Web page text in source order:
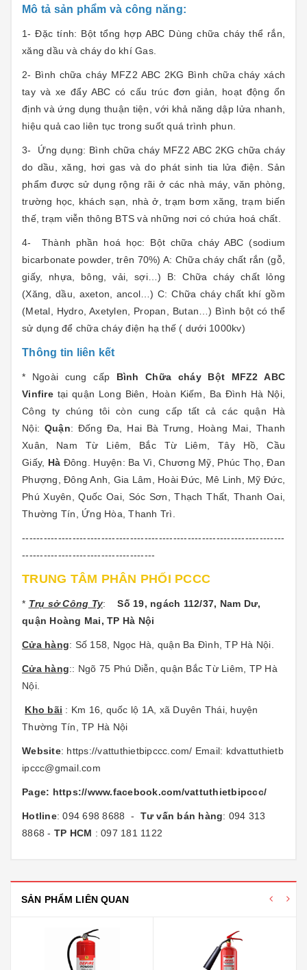
Mô tả sản phẩm và công năng:
1- Đặc tính: Bột tổng hợp ABC Dùng chữa cháy thể rắn,
xăng dầu và cháy do khí Gas.
2- Bình chữa cháy MFZ2 ABC 2KG Bình chữa cháy xách
tay và xe đẩy ABC có cấu trúc đơn giản, hoạt động ổn
định và ứng dụng thuận tiện, với khả năng dập lửa nhanh,
hiệu quả cao liên tục trong suốt quá trình phun.
3- Ứng dụng: Bình chữa cháy MFZ2 ABC 2KGchữa cháy
do dầu, xăng, hơi gas và do phát sinh tia lửa điện. Sản
phẩm được sử dụng rộng rãi ở các nhà máy, văn phòng,
trường học, khách sạn, nhà ở, trạm bơm xăng, trạm biến
thế, trạm viễn thông BTS và những nơi có chứa hoá chất.
4- Thành phần hoá học: Bột chữa cháy ABC (sodium
bicarbonate powder, trên 70%) A: Chữa cháy chất rắn (gỗ,
giấy, nhựa, bông, vải, sợi…) B: Chữa cháy chất lỏng
(Xăng, dầu, axeton, ancol…) C: Chữa cháy chất khí gồm
(Metal, Hydro, Axetylen, Propan, Butan…) Bình bột có thể
sử dụng để chữa cháy điện hạ thế ( dưới 1000kv)
Thông tin liên kết
* Ngoài cung cấp Bình Chữa cháy Bột MFZ2 ABC
Vinfiretại quận Long Biên, Hoàn Kiếm, Ba Đình Hà Nội,
Công ty chúng tôi còn cung cấp tất cả các quận Hà
Nội: Quận: Đống Đa, Hai Bà Trưng, Hoàng Mai, Thanh
Xuân, Nam Từ Liêm, Bắc Từ Liêm, Tây Hồ, Cầu
Giấy, Hà Đông. Huyện: Ba Vì, Chương Mỹ, Phúc Thọ, Đan
Phượng, Đông Anh, Gia Lâm, Hoài Đức, Mê Linh, Mỹ Đức,
Phú Xuyên, Quốc Oai, Sóc Sơn, Thạch Thất, Thanh Oai,
Thường Tín, Ứng Hòa, Thanh Trì.
-------------------------------------------------------------------------
-------------------------------------
TRUNG TÂM PHÂN PHỐI PCCC
* Trụ sở Công Ty:Số 19, ngách 112/37, Nam Dư,
quận Hoàng Mai, TP Hà Nội
Cửa hàng: Số 158, Ngọc Hà, quận Ba Đình, TP Hà Nội.
Cửa hàng:: Ngõ 75 Phú Diễn, quận Bắc Từ Liêm, TP Hà
Nội.
Kho bãi : Km 16, quốc lộ 1A, xã Duyên Thái, huyện
Thường Tín, TP Hà Nội
Website: https://vattuthietbipccc.com/ Email: kdvattuthietb
ipccc@gmail.com
Page: https://www.facebook.com/vattuthietbipccc/
Hotline: 094 698 8688 - Tư vấn bán hàng: 094 313
8868 - TP HCM : 097 181 1122
SẢN PHẨM LIÊN QUAN